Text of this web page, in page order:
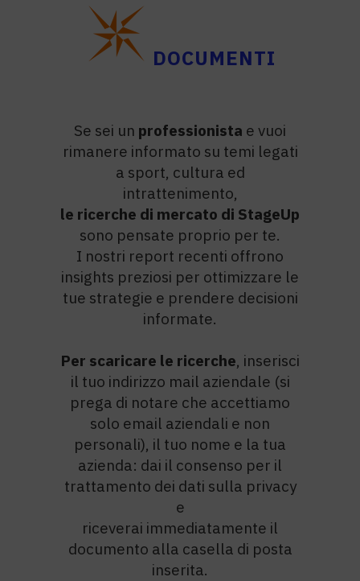
DOCUMENTI
Se sei un professionista e vuoi
rimanere informato su temi legati
a sport, cultura ed
intrattenimento,
le ricerche di mercato di StageUp
sono pensate proprio per te.
I nostri report recenti offrono
insights preziosi per ottimizzare le
tue strategie e prendere decisioni
informate.
Per scaricare le ricerche, inserisci
il tuo indirizzo mail aziendale (si
prega di notare che accettiamo
solo email aziendali e non
personali), il tuo nome e la tua
azienda: dai il consenso per il
trattamento dei dati sulla privacy
e
riceverai immediatamente il
documento alla casella di posta
inserita.